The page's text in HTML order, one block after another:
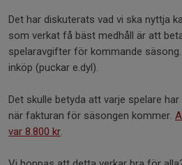
Det har diskuterats vad vi ska nyttja
som verkat få bäst medhåll är att
spelaravgifter för kommande
inköp (puckar e.dyl).
Det skulle betyda att varje spelare
när fakturan för säsongen kommer.
var 8.800 kr.